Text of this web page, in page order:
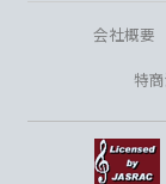
会社概要
特